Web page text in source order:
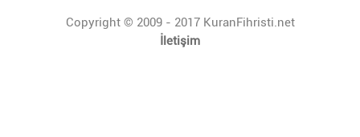
Copyright © 2009 - 2017 KuranFihristi.net
İletişim